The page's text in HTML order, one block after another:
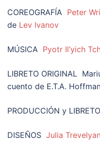
COREOGRAFÍA Peter
de Lev Ivanov
MÚSICA Pyotr Il’yich
LIBRETO ORIGINAL
cuento de E.T.A.
PRODUCCIÓN y LIBRETO
DISEÑOS Julia